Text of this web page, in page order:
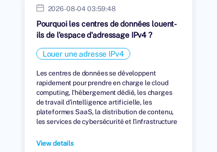
2026-08-04 03:59:48
Pourquoi les centres de données louent-
ils de l'espace d'adressage IPv4 ?
Louer une adresse IPv4
Les centres de données se développent
rapidement pour prendre en charge le cloud
computing, l'hébergement dédié, les charges
de travail d'intelligence artificielle, les
plateformes SaaS, la distribution de contenu,
les services de cybersécurité et l'infrastructure
View details